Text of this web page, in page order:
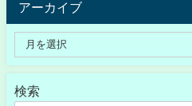
アーカイブ
検索